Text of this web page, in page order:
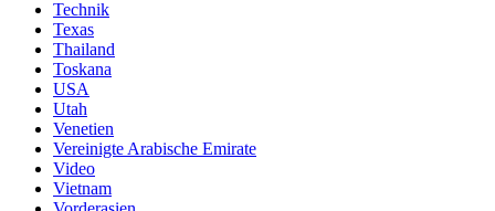
Technik
Texas
Thailand
Toskana
USA
Utah
Venetien
Vereinigte Arabische Emirate
Video
Vietnam